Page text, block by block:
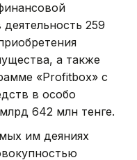
259
а также
«Profitbox» с
в особо
642 млн тенге.
им деяниях